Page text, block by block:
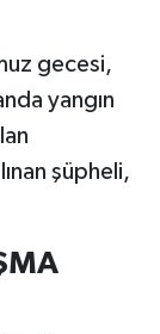
gecesi,
yangın
şüpheli,